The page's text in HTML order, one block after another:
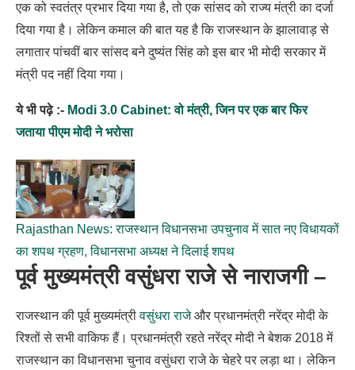
एक को स्वतंत्र प्रभार दिया गया है, तो एक सांसद को राज्य मंत्री का दर्जा
दिया गया है। लेकिन कमाल की बात यह है कि राजस्थान के झालावाड़ से
लगातार पांचवीं बार सांसद बने दुष्यंत सिंह को इस बार भी मोदी सरकार में
मंत्री पद नहीं दिया गया।
ये भी पढ़े :- Modi 3.0 Cabinet: वो मंत्री, जिन पर एक बार फिर
जताया पीएम मोदी ने भरोसा
Rajasthan News: राजस्थान विधानसभा उपचुनाव में सात नए विधायकों
का शपथ ग्रहण, विधानसभा अध्यक्ष ने दिलाई शपथ
पूर्व मुख्यमंत्री वसुंधरा राजे से नाराजगी –
राजस्थान की पूर्व मुख्यमंत्रीवसुंधरा राजेऔर प्रधानमंत्री नरेंद्र मोदी के
रिश्तों से सभी वाकिफ हैं। प्रधानमंत्री रहते नरेंद्र मोदी ने बेशक 2018 में
राजस्थान का विधानसभा चुनाव वसुंधरा राजे के चेहरे पर लड़ा था। लेकिन